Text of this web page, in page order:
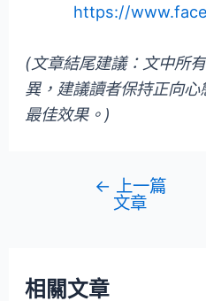
https://
(文章結尾建議：文中所
異，建議讀者保持正向
最佳效果。)
← 上一篇
文章
相關文章